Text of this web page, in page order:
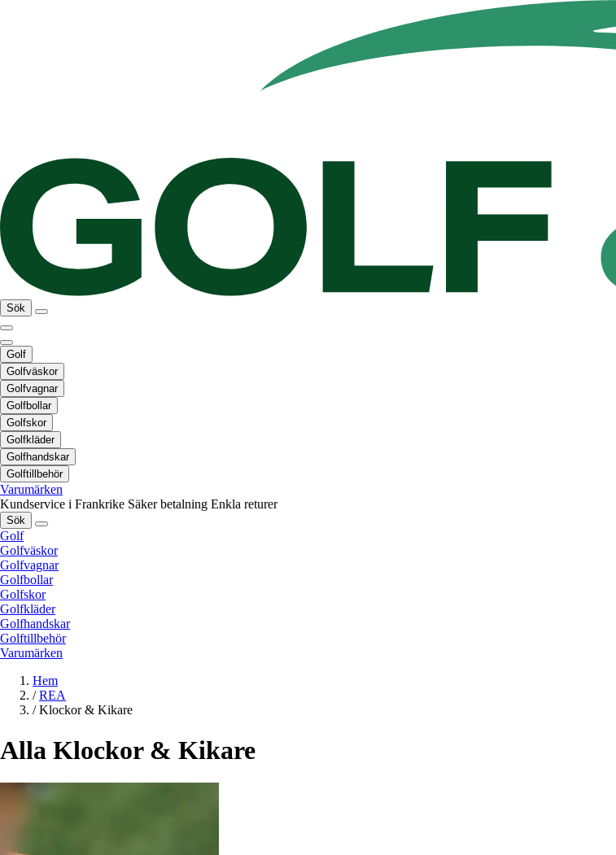
Sök
Golf
Golfväskor
Golfvagnar
Golfbollar
Golfskor
Golfkläder
Golfhandskar
Golftillbehör
Varumärken
Kundservice i Frankrike Säker betalning Enkla returer
Sök
Golf
Golfväskor
Golfvagnar
Golfbollar
Golfskor
Golfkläder
Golfhandskar
Golftillbehör
Varumärken
Hem
/ REA
/ Klockor & Kikare
Alla Klockor & Kikare